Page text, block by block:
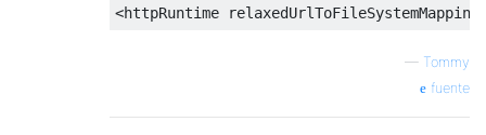
<httpRuntime
relaxedUrlToFileSystemMapping
— Tommy
fuente